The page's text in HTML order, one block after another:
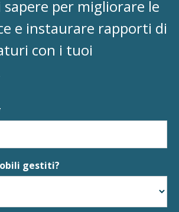
sapere per migliorare le
e instaurare rapporti di
con i tuoi
gestiti?